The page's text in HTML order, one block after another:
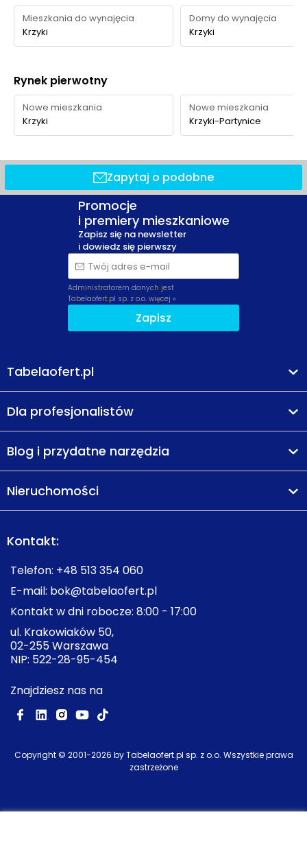
Mieszkania do wynajęcia
Krzyki
Domy do wynajęcia
Krzyki
Rynek pierwotny
Nowe mieszkania
Krzyki
Nowe mieszkania
Krzyki-Partynice
Zapytaj o podobne
Promocje
i premiery mieszkaniowe
Zapisz się na newsletter
i dowiedz się pierwszy
Twój adres e-mail
Administratorem danych jest
Tabelaofert.pl sp. z o.o. więcej »
Zapisz
Tabelaofert.pl
Dla profesjonalistów
Blog i przydatne narzędzia
Nieruchomości
Kontakt:
Telefon: +48 513 354 060
E-mail: bok@tabelaofert.pl
Kontakt w dni robocze: 8:00 - 17:00
ul. Krakowiaków 50,
02-255 Warszawa
NIP: 522-28-95-454
Znajdziesz nas na
Copyright © 2001-2026 by Tabelaofert.pl sp. z o.o. Wszystkie prawa
zastrzeżone